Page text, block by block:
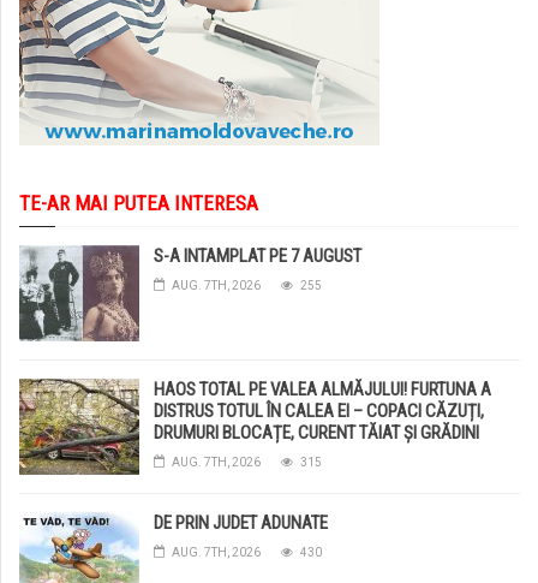
TE-AR MAI PUTEA INTERESA
S-A INTAMPLAT PE 7 AUGUST
AUG. 7TH, 2026 255
HAOS TOTAL PE VALEA ALMĂJULUI! FURTUNA A
DISTRUS TOTUL ÎN CALEA EI – COPACI CĂZUȚI,
DRUMURI BLOCAȚE, CURENT TĂIAT ȘI GRĂDINI
DISTRUSE DE GRINDINĂ!
AUG. 7TH, 2026 315
DE PRIN JUDET ADUNATE
AUG. 7TH, 2026 430